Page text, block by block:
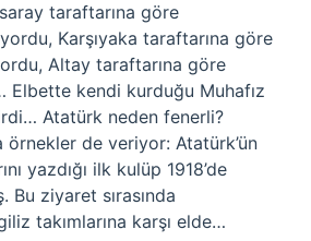
taraftarına göre
Karşıyaka taraftarına göre
Altay taraftarına göre
Elbette kendi kurduğu Muhafız
Atatürk neden fenerli?
de veriyor: Atatürk’ün
yazdığı ilk kulüp 1918’de
Bu ziyaret sırasında
takımlarına karşı elde…